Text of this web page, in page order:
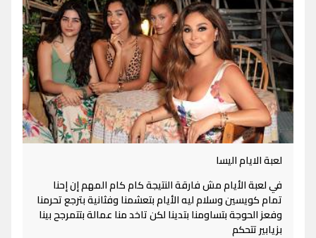
لعبة الايام اليسا
في لعبة الأيام مش فارقة النتيجة كام كام المهم إن إحنا
تمام كويسين وسلام ليه الأيام بتعشمنا وفثانية بترجع تحرمنا
وفعز الحوجة بتساومنا بتدينا لكن تاخد منا عمالة بتتمرجح بينا
بزيابير تتحكم